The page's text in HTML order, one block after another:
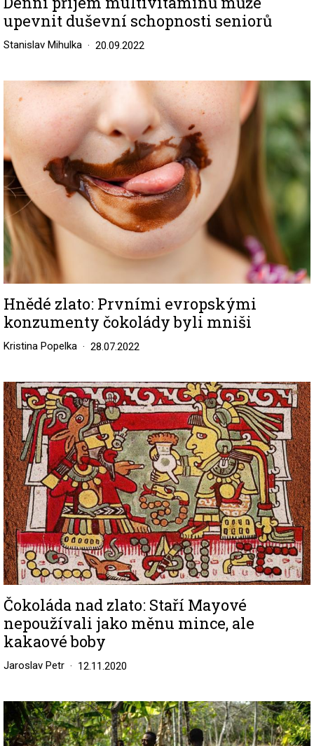
upevnit duševní schopnosti seniorů
Stanislav Mihulka 20.09.2022
Image
Hnědé zlato: Prvními evropskými
konzumenty čokolády byli mniši
Kristina Popelka 28.07.2022
Image
Čokoláda nad zlato: Staří Mayové
nepoužívali jako měnu mince, ale
kakaové boby
Jaroslav Petr 12.11.2020
Image